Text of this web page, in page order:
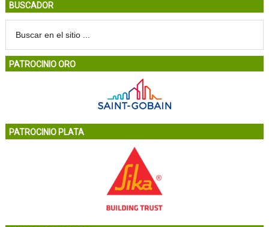
BUSCADOR
PATROCINIO ORO
PATROCINIO PLATA